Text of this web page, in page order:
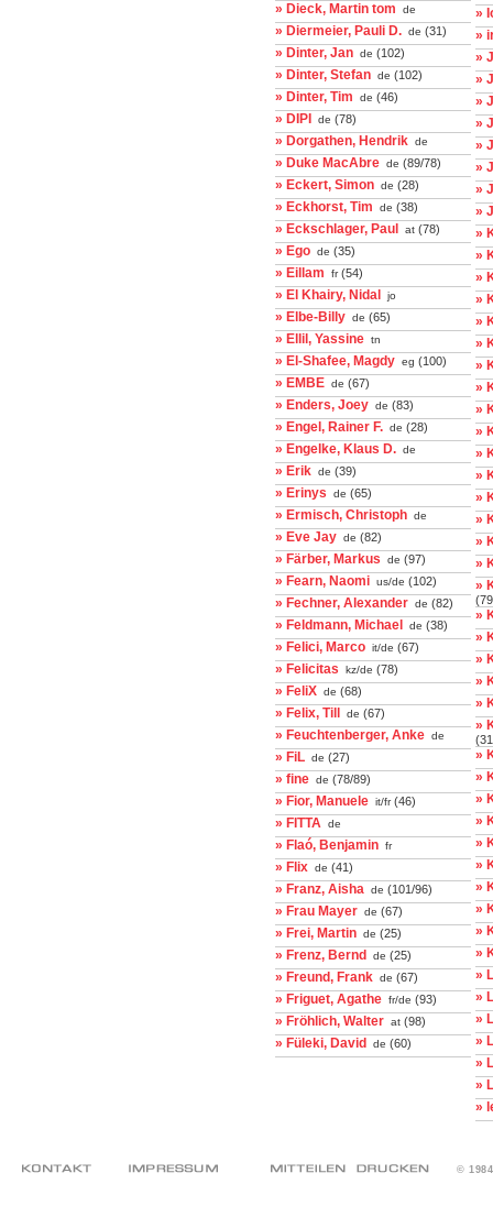
» Dieck, Martin tom de
» Diermeier, Pauli D. de (31)
» Dinter, Jan de (102)
» Dinter, Stefan de (102)
» Dinter, Tim de (46)
» DIPI de (78)
» Dorgathen, Hendrik de
» Duke MacAbre de (89/78)
» Eckert, Simon de (28)
» Eckhorst, Tim de (38)
» Eckschlager, Paul at (78)
» Ego de (35)
» Eillam fr(54)
» El Khairy, Nidal jo
» Elbe-Billy de (65)
» Ellil, Yassine tn
» El-Shafee, Magdy eg (100)
» EMBE de (67)
» Enders, Joey de (83)
» Engel, Rainer F. de (28)
» Engelke, Klaus D. de
» Erik de (39)
» Erinys de (65)
» Ermisch, Christoph de
» Eve Jay de (82)
» Färber, Markus de (97)
» Fearn, Naomi us/de (102)
» Fechner, Alexander de (82)
» Feldmann, Michael de (38)
» Felici, Marco it/de (67)
» Felicitas kz/de (78)
» FeliX de (68)
» Felix, Till de (67)
» Feuchtenberger, Anke de
» FiL de (27)
» fine de (78/89)
» Fior, Manuele it/fr(46)
» FITTA de
» Flaó, Benjamin fr
» Flix de (41)
» Franz, Aisha de (101/96)
» Frau Mayer de (67)
» Frei, Martin de (25)
» Frenz, Bernd de (25)
» Freund, Frank de (67)
» Friguet, Agathe fr/de (93)
» Fröhlich, Walter at (98)
» Füleki, David de (60)
»
»
»
»
»
»
»
»
»
»
»
»
»
»
»
»
»
»
»
»
»
»
»
»
»
»
»
»
»
»
»
»
»
»
»
»
»
»
»
»
»
»
»
»
»
»
»
»
»
»
©